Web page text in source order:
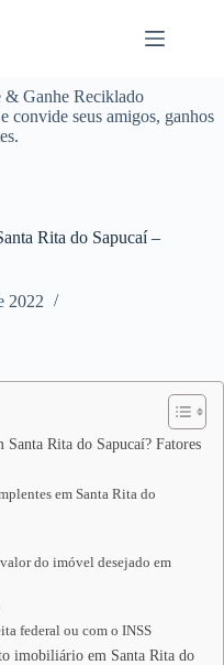
Ganhe Reciklado
convide seus amigos, ganhos
Rita do Sapucaí –
2022
Rita do Sapucaí? Fatores
em Santa Rita do
do imóvel desejado em
federal ou com o INSS
imobiliário em Santa Rita do